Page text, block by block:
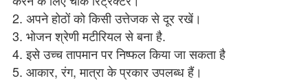
2. अपने होठों को किसी उत्तेजक से दूर रखें।
3. भोजन श्रेणी मटीरियल से बना है.
4. इसे उच्च तापमान पर निष्फल किया जा सकता है
5. आकार, रंग, मात्रा के प्रकार उपलब्ध हैं।